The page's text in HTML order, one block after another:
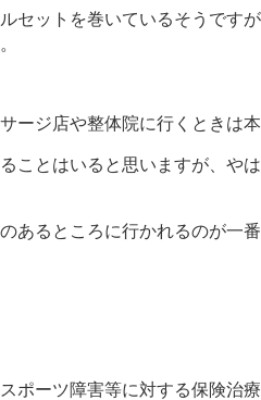
セットを巻いているそうです
ージ店や整体院に行くときは
ことはいると思いますが、や
あるところに行かれるのが一番
ポーツ障害等に対する保険治